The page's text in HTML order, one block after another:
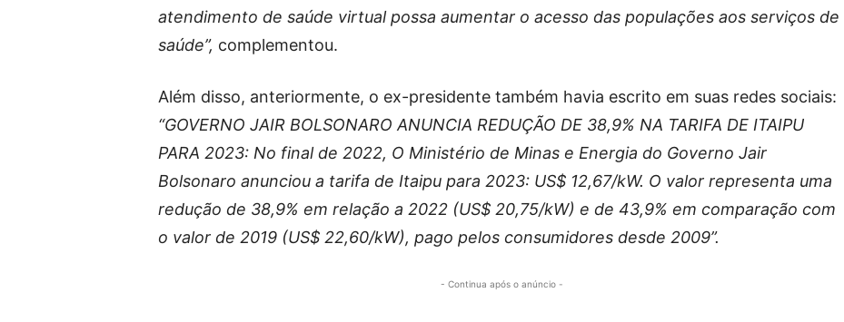
atendimento de saúde virtual possa aumentar o acesso das populações aos serviços de
saúde”, complementou.
Além disso, anteriormente, o ex-presidente também havia escrito em suas redes sociais:
“GOVERNO JAIR BOLSONARO ANUNCIA REDUÇÃO DE 38,9% NA TARIFA DE ITAIPU
PARA 2023: No final de 2022, O Ministério de Minas e Energia do Governo Jair
Bolsonaro anunciou a tarifa de Itaipu para 2023: US$ 12,67/kW. O valor representa uma
redução de 38,9% em relação a 2022 (US$ 20,75/kW) e de 43,9% em comparação com
o valor de 2019 (US$ 22,60/kW), pago pelos consumidores desde 2009”.
- Continua após o anúncio -